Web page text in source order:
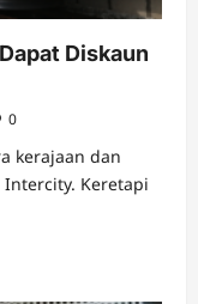
Diskaun
0
kerajaan dan
Keretapi